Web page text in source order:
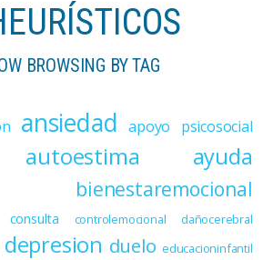
BROWSING BY TAG
ansiedad apoyo psicosocial
autoestima
ayuda
bienestaremocional
consulta controlemocional dañocerebral
depresion duelo educacioninfantil